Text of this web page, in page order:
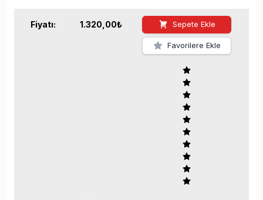
Fiyatı: 1.320,00₺ Sepete Ekle
Favorilere Ekle